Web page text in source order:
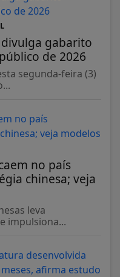
gabarito
de 2026
segunda-feira (3)
no país
chinesa; veja
leva
impulsiona...